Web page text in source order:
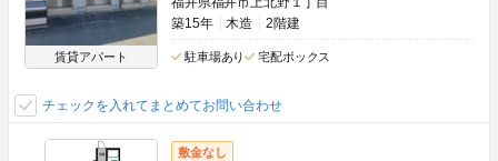
賃貸アパート
築15年
木造 2階建
駐車場あり 宅配ボックス
チェックを入れてまとめてお問い合わせ
敷金なし